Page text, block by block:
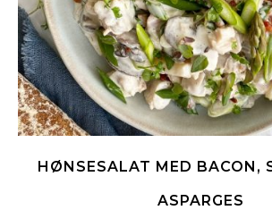
HØNSESALAT MED BACON,
ASPARGES